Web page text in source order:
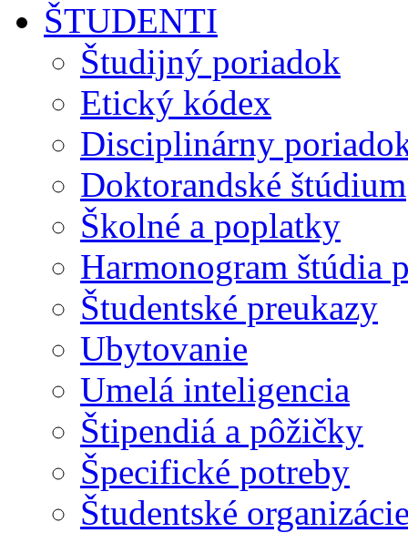
ŠTUDENTI
Študijný poriadok
Etický kódex
Disciplinárny
Doktorandské štúdium
Školné a poplatky
Harmonogram štúdia
Študentské preukazy
Ubytovanie
Umelá inteligencia
Štipendiá a pôžičky
Špecifické potreby
Študentské